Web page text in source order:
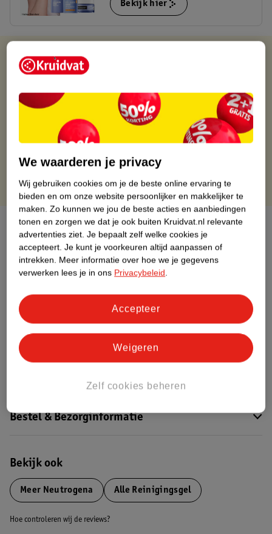
Bekijk hier
Kruidvat is altijd voordelig
Op werkdagen voor 22:00 uur besteld, volgende dag in huis
Gratis thuisbezorgd vanaf 50.00
Gratis retourneren binnen 30 dagen
Gratis punten met je Kruidvat kaart
Over dit product
Productinformatie
Nature Impact Score
Dit product heeft (nog) geen Nature
Impact Score.
Bestel & Bezorginformatie
Bekijk ook
Meer Neutrogena Alle Reinigingsgel
Hoe controleren wij de reviews?
We waarderen je privacy
Wij gebruiken cookies om je de beste online ervaring te
bieden en om onze website persoonlijker en makkelijker te
maken. Zo kunnen we jou de beste acties en aanbiedingen
tonen en zorgen we dat je ook buiten Kruidvat.nl relevante
advertenties ziet. Je bepaalt zelf welke cookies je
accepteert. Je kunt je voorkeuren altijd aanpassen of
intrekken. Meer informatie over hoe we je gegevens
verwerken lees je in ons Privacybeleid.
Zelf cookies beheren
Weigeren
Accepteer